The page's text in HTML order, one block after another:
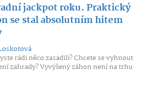
jackpot roku. Praktický
se stal absolutním hitem
rádi něco zasadili? Chcete se vyhnout
zahrady? Vyvýšený záhon není na trhu